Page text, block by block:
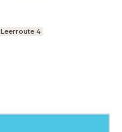
Leerroute 4